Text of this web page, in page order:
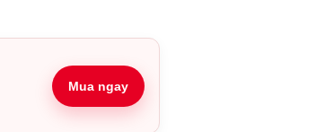
Mua ngay